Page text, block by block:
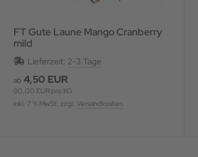
FT Gute Laune Mango Cranberry
mild
Lieferzeit: 2-3 Tage
ab 4,50 EUR
90,00 EUR pro KG
inkl. 7 % MwSt. zzgl.Versandkosten